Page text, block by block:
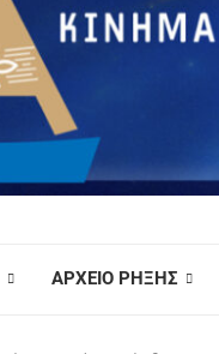
ΑΡΧΕΙΟ ΡΗΞΗΣ